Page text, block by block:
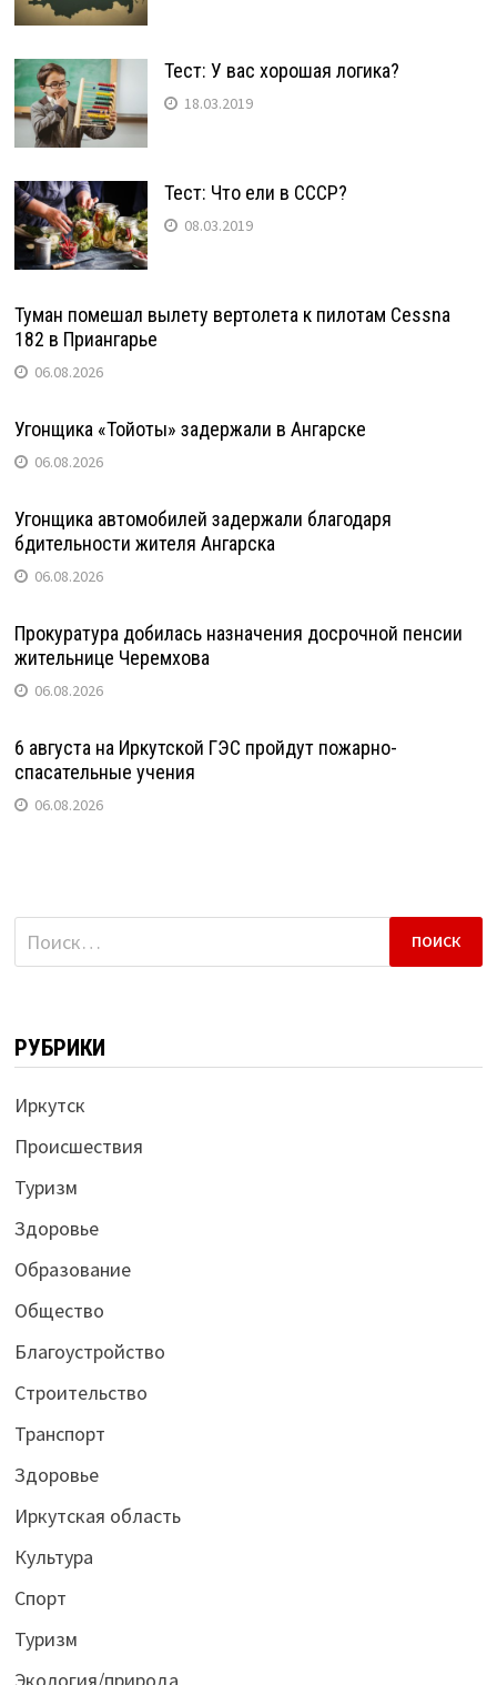
Тест: У вас хорошая логика?
18.03.2019
Тест: Что ели в СССР?
08.03.2019
Туман помешал вылету вертолета к пилотам Cessna
182 в Приангарье
06.08.2026
Угонщика «Тойоты» задержали в Ангарске
06.08.2026
Угонщика автомобилей задержали благодаря
бдительности жителя Ангарска
06.08.2026
Прокуратура добилась назначения досрочной пенсии
жительнице Черемхова
06.08.2026
6 августа на Иркутской ГЭС пройдут пожарно-
спасательные учения
06.08.2026
Найти:
РУБРИКИ
Иркутск
Происшествия
Туризм
Здоровье
Образование
Общество
Благоустройство
Строительство
Транспорт
Здоровье
Иркутская область
Культура
Спорт
Туризм
Экология/природа